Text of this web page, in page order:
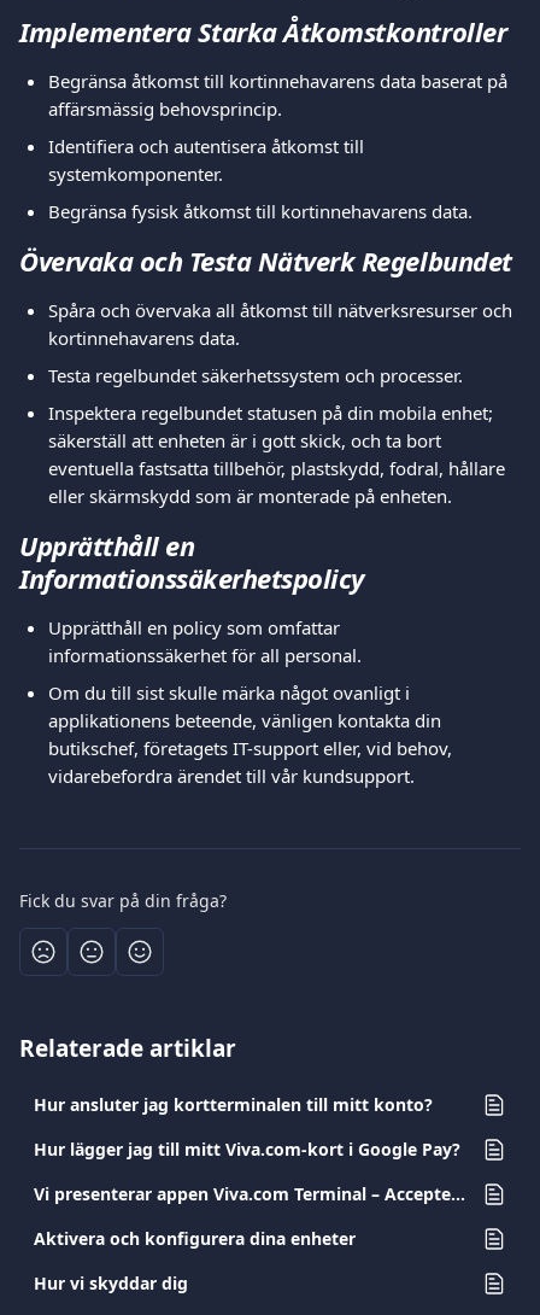
Implementera Starka Åtkomstkontroller
Begränsa åtkomst till kortinnehavarens data baserat på
affärsmässig behovsprincip.
Identifiera och autentisera åtkomst till
systemkomponenter.
Begränsa fysisk åtkomst till kortinnehavarens data.
Övervaka och Testa Nätverk Regelbundet
Spåra och övervaka all åtkomst till nätverksresurser och
kortinnehavarens data.
Testa regelbundet säkerhetssystem och processer.
Inspektera regelbundet statusen på din mobila enhet;
säkerställ att enheten är i gott skick, och ta bort
eventuella fastsatta tillbehör, plastskydd, fodral, hållare
eller skärmskydd som är monterade på enheten.
Upprätthåll en
Informationssäkerhetspolicy
Upprätthåll en policy som omfattar
informationssäkerhet för all personal.
Om du till sist skulle märka något ovanligt i
applikationens beteende, vänligen kontakta din
butikschef, företagets IT-support eller, vid behov,
vidarebefordra ärendet till vår kundsupport.
Fick du svar på din fråga?
Relaterade artiklar
Hur ansluter jag kortterminalen till mitt konto?
Hur lägger jag till mitt Viva.com-kort i Google Pay?
Vi presenterar appen Viva.com Terminal – Acceptera betalningar var som helst
Aktivera och konfigurera dina enheter
Hur vi skyddar dig